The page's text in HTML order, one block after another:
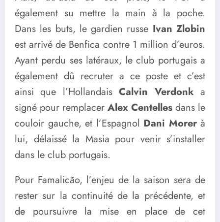
également su mettre la main à la poche.
Dans les buts, le gardien russe Ivan Zlobin
est arrivé de Benfica contre 1 million d’euros.
Ayant perdu ses latéraux, le club portugais a
également dû recruter a ce poste et c’est
ainsi que l’HollandaisCalvin Verdonk a
signé pour remplacer Alex Centelles dans le
couloir gauche, et l’Espagnol Dani Morerà
lui, délaissé la Masia pour venir s’installer
dans le club portugais.
Pour Famalicão, l’enjeu de la saison sera de
rester sur la continuité de la précédente, et
de poursuivre la mise en place de cet